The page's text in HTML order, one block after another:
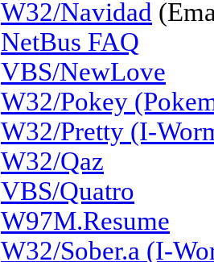
W32/Navidad
NetBus FAQ
VBS/NewLove
W32/Pokey
W32/Pretty (I-
W32/Qaz
VBS/Quatro
W97M.Resume
W32/Sober.a (I-